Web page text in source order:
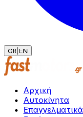
GR EN
Αρχική
Αυτοκίνητα
Επαγγελματικά